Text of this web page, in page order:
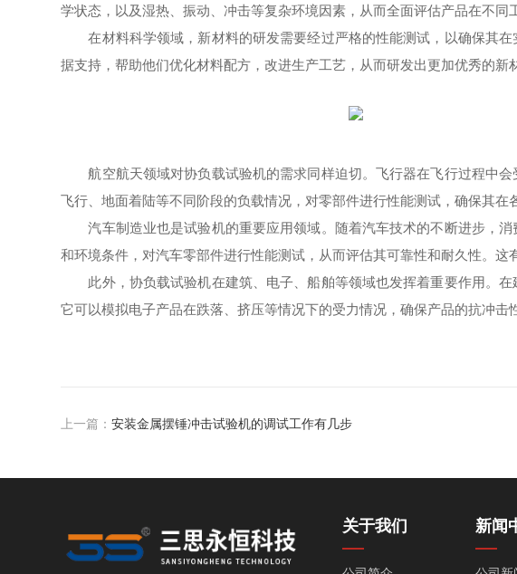
学状态，以及湿热、振动、冲击等复杂环境因素，从而全面评估产品在不同
在材料科学领域，新材料的研发需要经过严格的性能测试，以确保其在
据支持，帮助他们优化材料配方，改进生产工艺，从而研发出更加优秀的新
航空航天领域对协负载试验机的需求同样迫切。飞行器在飞行过程中会
飞行、地面着陆等不同阶段的负载情况，对零部件进行性能测试，确保其
汽车制造业也是试验机的重要应用领域。随着汽车技术的不断进步，消
和环境条件，对汽车零部件进行性能测试，从而评估其可靠性和耐久性。这
此外，协负载试验机在建筑、电子、船舶等领域也发挥着重要作用。在
它可以模拟电子产品在跌落、挤压等情况下的受力情况，确保产品的抗冲
上一篇：安装金属摆锤冲击试验机的调试工作有几步
关于我们 新闻